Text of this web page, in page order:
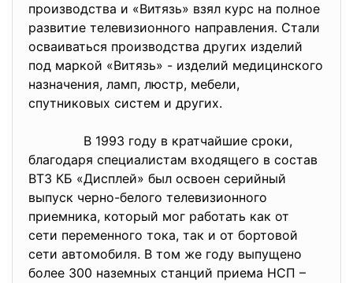
производства и «Витязь» взял курс на полное
развитие телевизионного направления. Стали
осваиваться производства других изделий
под маркой «Витязь» - изделий медицинского
назначения, ламп, люстр, мебели,
спутниковых систем и других.
В 1993 году в кратчайшие сроки,
благодаря специалистам входящего в состав
ВТЗ КБ «Дисплей» был освоен серийный
выпуск черно-белого телевизионного
приемника, который мог работать как от
сети переменного тока, так и от бортовой
сети автомобиля. В том же году выпущено
более 300 наземных станций приема НСП –